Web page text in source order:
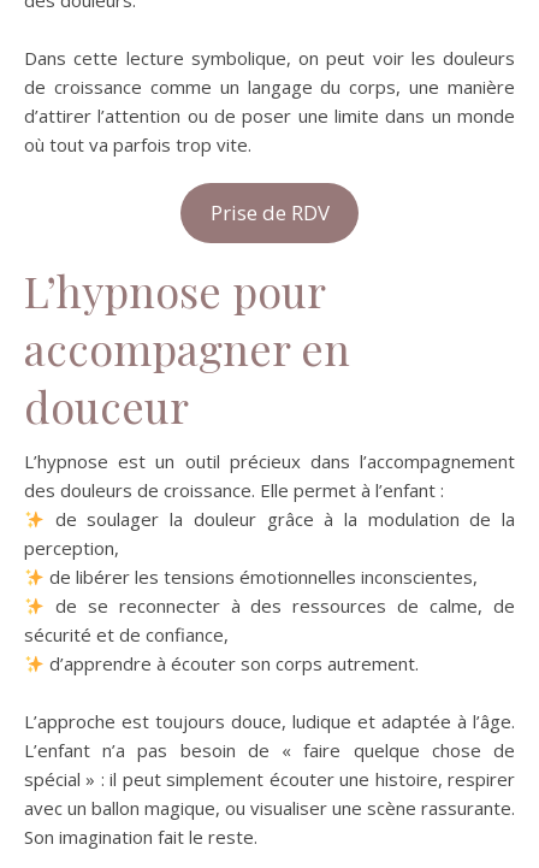
Dans cette lecture symbolique, on peut voir les douleurs
de croissance comme un langage du corps, une manière
d’attirer l’attention ou de poser une limite dans un monde
où tout va parfois trop vite.
Prise de RDV
L’hypnose pour
accompagner en
douceur
L’hypnose est un outil précieux dans l’accompagnement
des douleurs de croissance. Elle permet à l’enfant :
de soulager la douleur grâce à la modulation de la
perception,
de libérer les tensions émotionnelles inconscientes,
de se reconnecter à des ressources de calme, de
sécurité et de confiance,
d’apprendre à écouter son corps autrement.
L’approche est toujours douce, ludique et adaptée à l’âge.
L’enfant n’a pas besoin de « faire quelque chose de
spécial » : il peut simplement écouter une histoire, respirer
avec un ballon magique, ou visualiser une scène rassurante.
Son imagination fait le reste.